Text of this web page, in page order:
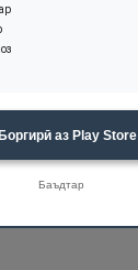
аз Play Store
Баъдтар